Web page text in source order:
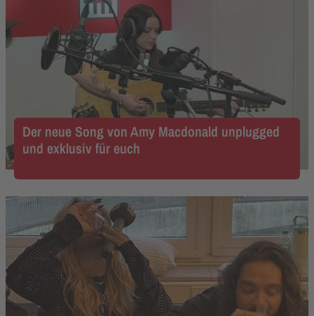
Der neue Song von Amy Macdonald unplugged
und exklusiv für euch